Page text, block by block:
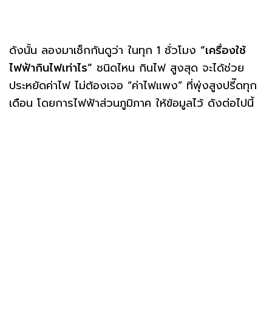
ดังนั้น ลองมาเช็กกันดูว่า ในทุก 1 ชั่วโมง “เครื่องใช้
ไฟฟ้ากินไฟเท่าไร” ชนิดไหน กินไฟ สูงสุด จะได้ช่วย
ประหยัดค่าไฟ ไม่ต้องเจอ “ค่าไฟแพง” ที่พุ่งสูงปรี๊ดทุก
เดือน โดยการไฟฟ้าส่วนภูมิภาค ให้ข้อมูลไว้ ดังต่อไปนี้